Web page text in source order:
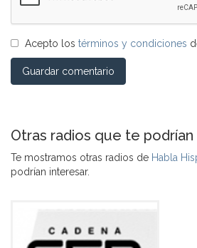
Acepto los términos y condiciones
Guardar comentario
Otras radios que te
Te mostramos otras radios de Habla
podrían interesar.